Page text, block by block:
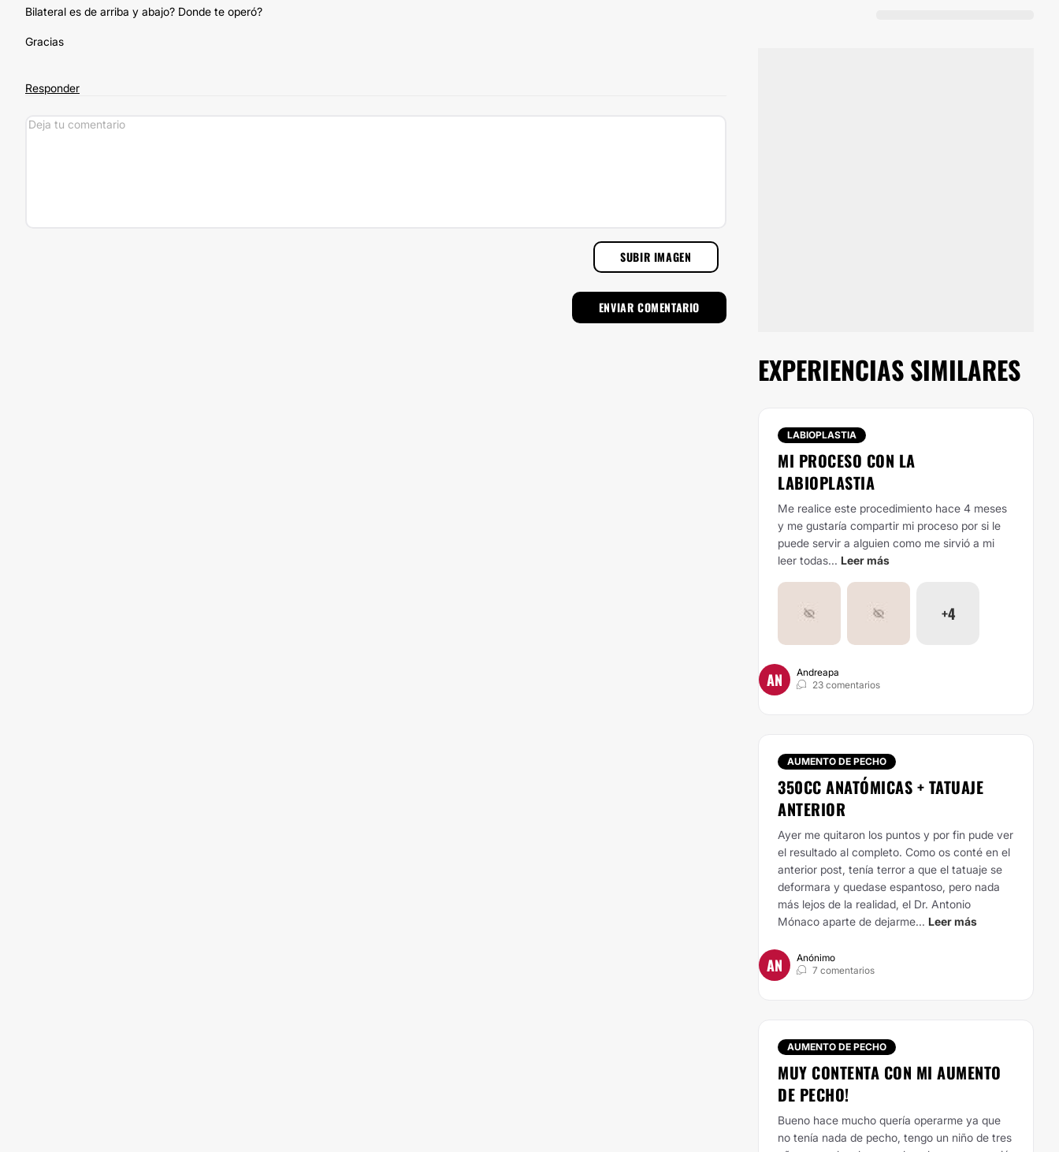
Bilateral es de arriba y abajo? Donde te operó?
Gracias
Responder
SUBIR IMAGEN
EXPERIENCIAS SIMILARES
LABIOPLASTIA
MI PROCESO CON LA
LABIOPLASTIA
Me realice este procedimiento hace 4 meses
y me gustaría compartir mi proceso por si le
puede servir a alguien como me sirvió a mi
leer todas... Leer más
+4
AN
Andreapa
23 comentarios
AUMENTO DE PECHO
350CC ANATÓMICAS + TATUAJE
ANTERIOR
Ayer me quitaron los puntos y por fin pude ver
el resultado al completo. Como os conté en el
anterior post, tenía terror a que el tatuaje se
deformara y quedase espantoso, pero nada
más lejos de la realidad, el Dr. Antonio
Mónaco aparte de dejarme... Leer más
AN
Anónimo
7 comentarios
AUMENTO DE PECHO
MUY CONTENTA CON MI AUMENTO
DE PECHO!
Bueno hace mucho quería operarme ya que
no tenía nada de pecho, tengo un niño de tres